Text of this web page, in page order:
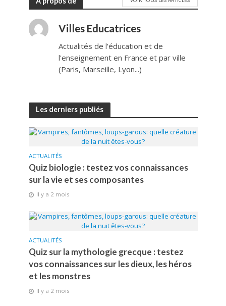
Villes Educatrices
Actualités de l'éducation et de
l'enseignement en France et par ville
(Paris, Marseille, Lyon...)
Les derniers publiés
ACTUALITÉS
Quiz biologie : testez vos connaissances
sur la vie et ses composantes
Il y a 2 mois
ACTUALITÉS
Quiz sur la mythologie grecque : testez
vos connaissances sur les dieux, les héros
et les monstres
Il y a 2 mois